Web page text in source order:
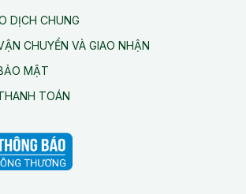
DỊCH CHUNG
CHUYỂN VÀ GIAO NHẬN
MẬT
TOÁN